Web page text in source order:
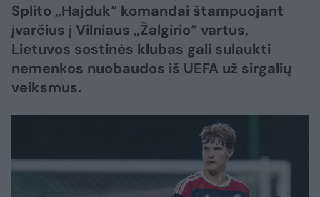
Splito „Hajduk“ komandai štampuojant
įvarčius į Vilniaus „Žalgirio“ vartus,
Lietuvos sostinės klubas gali sulaukti
nemenkos nuobaudos iš UEFA už sirgalių
veiksmus.